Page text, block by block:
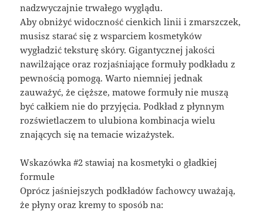
nadzwyczajnie trwałego wyglądu.
Aby obniżyć widoczność cienkich linii i zmarszczek,
musisz starać się z wsparciem kosmetyków
wygładzić teksturę skóry. Gigantycznej jakości
nawilżające oraz rozjaśniające formuły podkładu z
pewnością pomogą. Warto niemniej jednak
zauważyć, że cięższe, matowe formuły nie muszą
być całkiem nie do przyjęcia. Podkład z płynnym
rozświetlaczem to ulubiona kombinacja wielu
znających się na temacie wizażystek.
Wskazówka #2 stawiaj na kosmetyki o gładkiej
formule
Oprócz jaśniejszych podkładów fachowcy uważają,
że płyny oraz kremy to sposób na: